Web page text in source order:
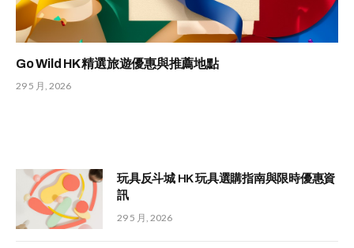
Go Wild HK 精選旅遊優惠與推薦地點
29 5 月, 2026
玩具反斗城 HK 玩具選購指南與限時優惠資
訊
29 5 月, 2026